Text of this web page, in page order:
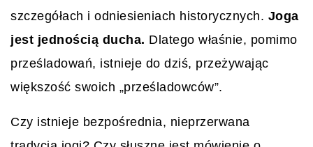
szczegółach i odniesieniach historycznych. Joga
jest jednością ducha. Dlatego właśnie, pomimo
prześladowań, istnieje do dziś, przeżywając
większość swoich „prześladowców”.
Czy istnieje bezpośrednia, nieprzerwana